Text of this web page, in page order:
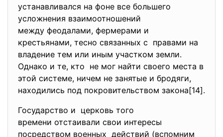
устанавливался на фоне все большего
усложнения взаимоотношений
между феодалами, фермерами и
крестьянами, тесно связанных с правами на
владение тем или иным участком земли.
Однако и те, кто не мог найти своего места в
этой системе, ничем не занятые и бродяги,
находились под покровительством закона[14].
Государство и церковь того
времени отстаивали свои интересы
посредством военных действий (вспомним